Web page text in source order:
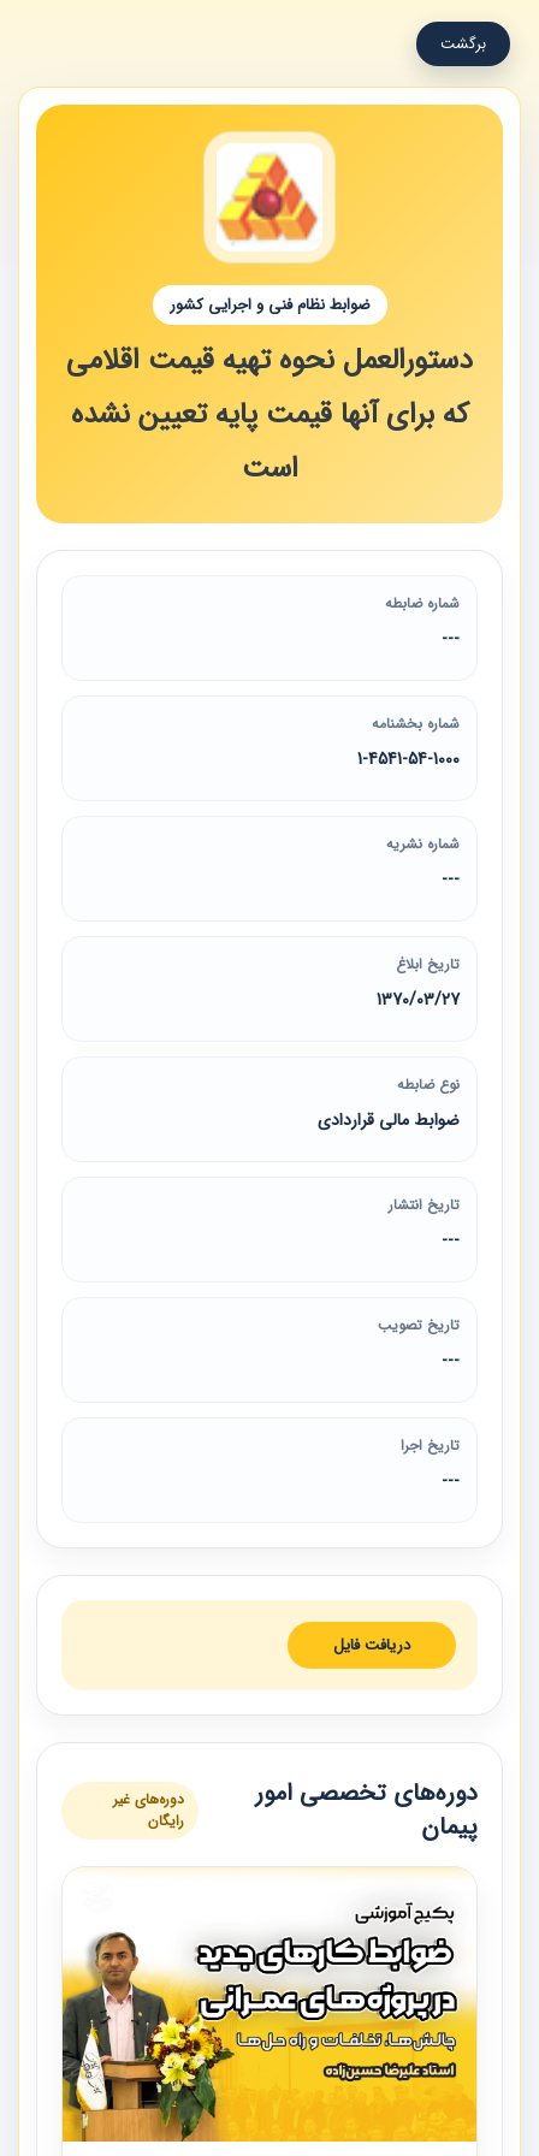
برگشت
ضوابط نظام فنی و اجرایی کشور
دستورالعمل نحوه تهیه قیمت اقلامی
که برای آنها قیمت پایه تعیین نشده
است
شماره ضابطه
---
شماره بخشنامه
1-4541-54-1000
شماره نشریه
---
تاریخ ابلاغ
1370/03/27
نوع ضابطه
ضوابط مالی قراردادی
تاریخ انتشار
---
تاریخ تصویب
---
تاریخ اجرا
---
دریافت فایل
دوره‌های تخصصی امور
پیمان
دوره‌های غیر
رایگان